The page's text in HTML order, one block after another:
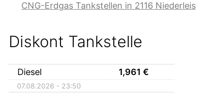
CNG-Erdgas Tankstellen in 2116 Niederleis
Diskont Tankstelle
Diesel 1,961 €
07.08.2026 - 23:50